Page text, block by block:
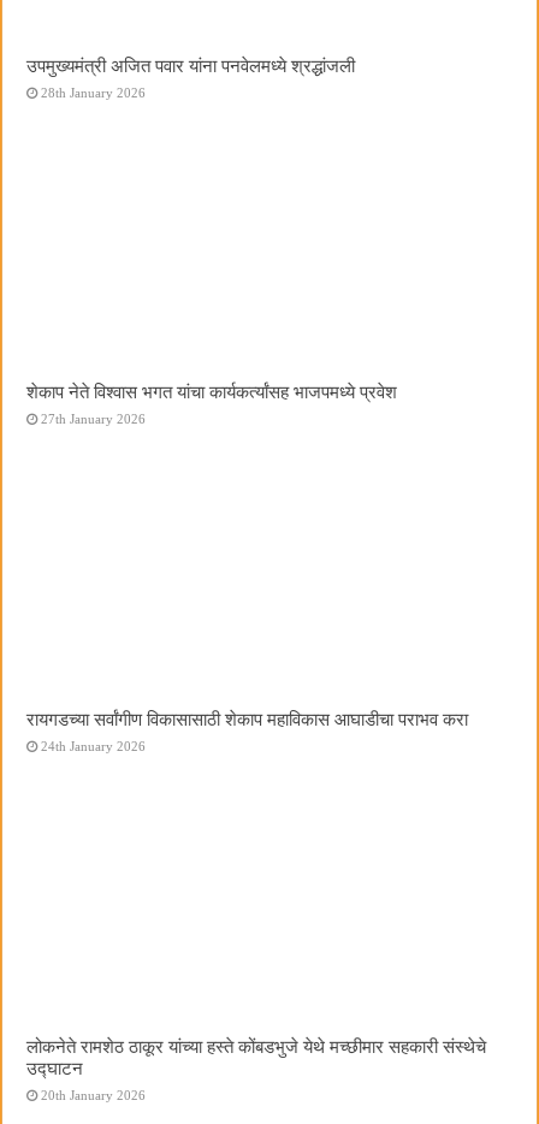
उपमुख्यमंत्री अजित पवार यांना पनवेलमध्ये श्रद्धांजली
28th January 2026
शेकाप नेते विश्वास भगत यांचा कार्यकर्त्यांसह भाजपमध्ये प्रवेश
27th January 2026
रायगडच्या सर्वांगीण विकासासाठी शेकाप महाविकास आघाडीचा पराभव करा
24th January 2026
लोकनेते रामशेठ ठाकूर यांच्या हस्ते कोंबडभुजे येथे मच्छीमार सहकारी संस्थेचे
उद्घाटन
20th January 2026